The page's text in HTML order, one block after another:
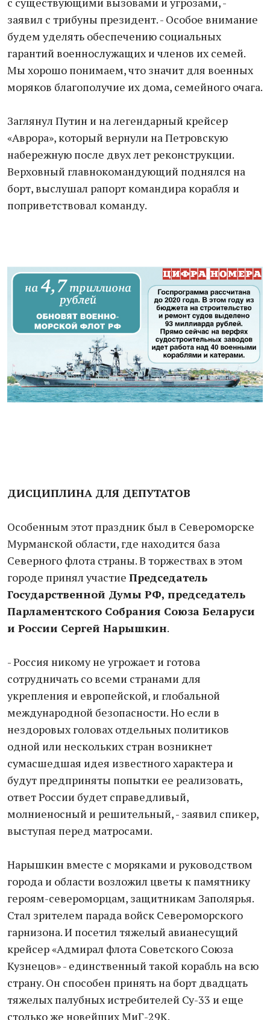
заявил с трибуны президент. - Особое внимание
будем уделять обеспечению социальных
гарантий военнослужащих и членов их семей.
Мы хорошо понимаем, что значит для военных
моряков благополучие их дома, семейного очага.
Заглянул Путин и на легендарный крейсер
«Аврора», который вернули на Петровскую
набережную после двух лет реконструкции.
Верховный главнокомандующий поднялся на
борт, выслушал рапорт командира корабля и
поприветствовал команду.
ДИСЦИПЛИНА ДЛЯ ДЕПУТАТОВ
Особенным этот праздник был в Североморске
Мурманской области, где находится база
Северного флота страны. В торжествах в этом
городе принял участие Председатель
Государственной Думы РФ, председатель
Парламентского Собрания Союза Беларуси
и России Сергей Нарышкин.
- Россия никому не угрожает и готова
сотрудничать со всеми странами для
укрепления и европейской, и глобальной
международной безопасности. Но если в
нездоровых головах отдельных политиков
одной или нескольких стран возникнет
сумасшедшая идея известного характера и
будут предприняты попытки ее реализовать,
ответ России будет справедливый,
молниеносный и решительный, - заявил спикер,
выступая перед матросами.
Нарышкин вместе с моряками и руководством
города и области возложил цветы к памятнику
героям-североморцам, защитникам Заполярья.
Стал зрителем парада войск Североморского
гарнизона. И посетил тяжелый авианесущий
крейсер «Адмирал флота Советского Союза
Кузнецов» - единственный такой корабль на всю
страну. Он способен принять на борт двадцать
тяжелых палубных истребителей Су-33 и еще
столько же новейших МиГ-29К.